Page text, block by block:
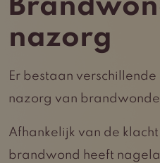
nazorg
Er bestaan
nazorg van
Afhankelijk van de
brandwond heeft